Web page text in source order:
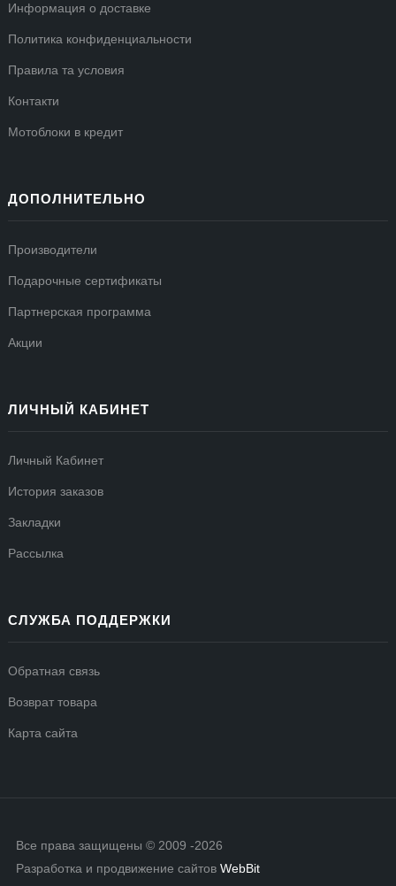
Информация о доставке
Политика конфиденциальности
Правила та условия
Контакти
Мотоблоки в кредит
ДОПОЛНИТЕЛЬНО
Производители
Подарочные сертификаты
Партнерская программа
Акции
ЛИЧНЫЙ КАБИНЕТ
Личный Кабинет
История заказов
Закладки
Рассылка
СЛУЖБА ПОДДЕРЖКИ
Обратная связь
Возврат товара
Карта сайта
Все права защищены © 2009 -2026
Разработка и продвижение сайтов WebBit